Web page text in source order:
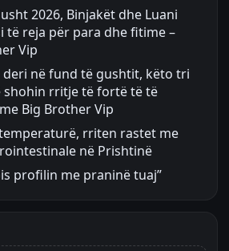
2026, Binjakët dhe Luani
të reja për para dhe fitime –
Vip
deri në fund të gushtit, këto tri
shohin rritje të fortë të të
Big Brother Vip
rriten rastet me
në Prishtinë
profilin me praninë tuaj”